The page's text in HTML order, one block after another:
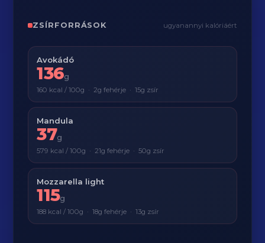
ZSÍRFORRÁSOK ugyanannyi kalóriáért
Avokádó
136g
160 kcal / 100g · 2g fehérje · 15g zsír
Mandula
37g
579 kcal / 100g · 21g fehérje · 50g zsír
Mozzarella light
115g
188 kcal / 100g · 18g fehérje · 13g zsír